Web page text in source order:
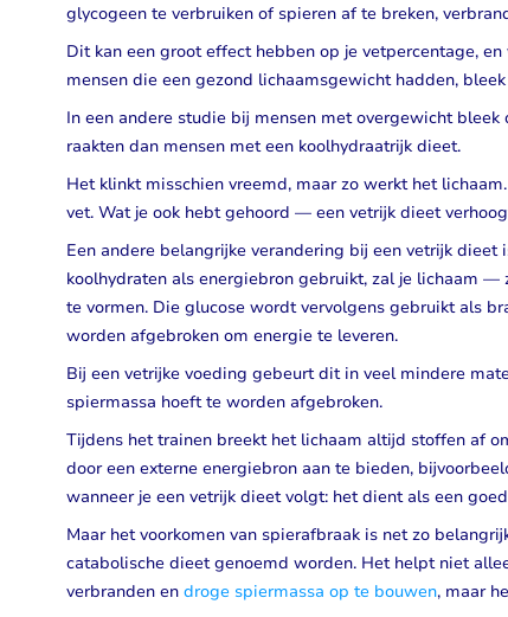
glycogeen te verbruiken of spieren af te breken,
Dit kan een groot effect hebben op je vetpercentage,
mensen die een gezond lichaamsgewicht hadden,
In een andere studie bij mensen met overgewicht
raakten dan mensen met een koolhydraatrijk dieet.
Het klinkt misschien vreemd, maar zo werkt het
vet. Wat je ook hebt gehoord — een vetrijk dieet
Een andere belangrijke verandering bij een vetrijk
koolhydraten als energiebron gebruikt, zal je lichaam
te vormen. Die glucose wordt vervolgens gebruikt als
worden afgebroken om energie te leveren.
Bij een vetrijke voeding gebeurt dit in veel mindere
spiermassa hoeft te worden afgebroken.
Tijdens het trainen breekt het lichaam altijd stoffen af
door een externe energiebron aan te bieden,
wanneer je een vetrijk dieet volgt: het dient als een
Maar het voorkomen van spierafbraak is net zo
catabolische dieet genoemd worden. Het helpt niet
verbranden en droge spiermassa op te bouwen, maar